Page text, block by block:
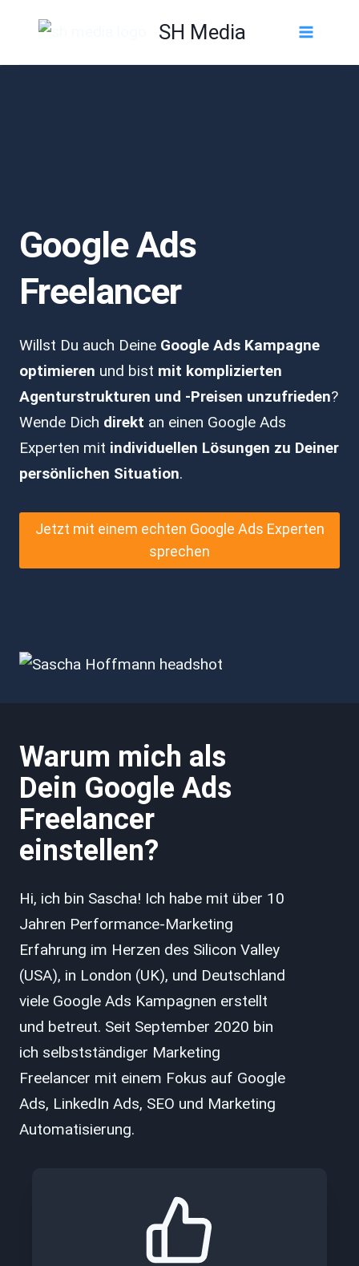
springen
SH Media
Google Ads
Freelancer
Willst Du auch Deine Google Ads Kampagne
optimieren und bist mit komplizierten
Agenturstrukturen und -Preisen unzufrieden?
Wende Dich direkt an einen Google Ads
Experten mit individuellen Lösungen zu Deiner
persönlichen Situation.
Jetzt mit einem echten Google Ads Experten
sprechen
Warum mich als
Dein Google Ads
Freelancer
einstellen?
Hi, ich bin Sascha! Ich habe mit über 10
Jahren Performance-Marketing
Erfahrung im Herzen des Silicon Valley
(USA), in London (UK), und Deutschland
viele Google Ads Kampagnen erstellt
und betreut. Seit September 2020 bin
ich selbstständiger Marketing
Freelancer mit einem Fokus auf Google
Ads, LinkedIn Ads, SEO und Marketing
Automatisierung.